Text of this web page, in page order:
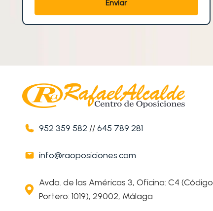
952 359 582 //645 789 281
info@raoposiciones.com
Avda. de las Américas 3, Oficina: C4 (Código
Portero: 1019), 29002, Málaga